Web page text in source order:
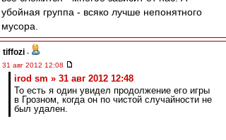
убойная группа - всяко лучше непонятного
мусора.
tiffozi -
31 авг 2012 12:08
irod sm » 31 авг 2012 12:48
То есть я один увидел продолжение его игры
в Грозном, когда он по чистой случайности не
был удален.